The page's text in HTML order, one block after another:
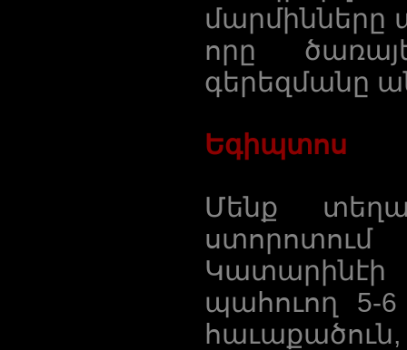
մարմինները
որը
գերեզմանը
Եգիպտոս
Մենք
Կատարինէի
պահուող 5-